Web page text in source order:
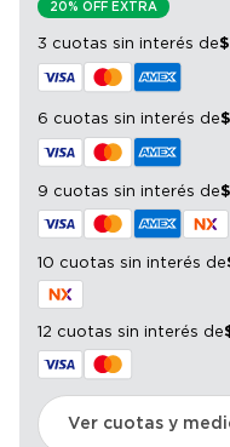
20% OFF EXTRA
3 cuotas sin interés de$
6 cuotas sin interés de$
9 cuotas sin interés de$
10 cuotas sin interés de
12 cuotas sin interés de
Ver cuotas y